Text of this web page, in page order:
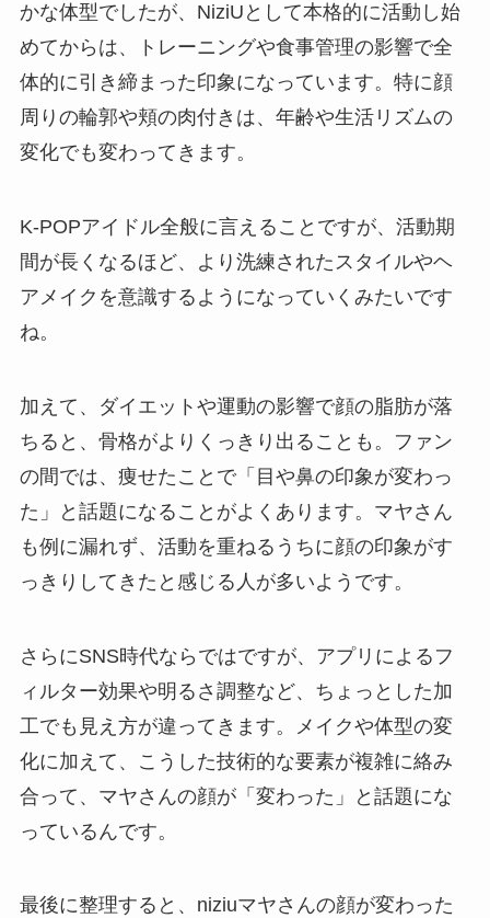
かな体型でしたが、NiziUとして本格的に活動し始
めてからは、トレーニングや食事管理の影響で全
体的に引き締まった印象になっています。特に顔
周りの輪郭や頬の肉付きは、年齢や生活リズムの
変化でも変わってきます。
K-POPアイドル全般に言えることですが、活動期
間が長くなるほど、より洗練されたスタイルやヘ
アメイクを意識するようになっていくみたいです
ね。
加えて、ダイエットや運動の影響で顔の脂肪が落
ちると、骨格がよりくっきり出ることも。ファン
の間では、痩せたことで「目や鼻の印象が変わっ
た」と話題になることがよくあります。マヤさん
も例に漏れず、活動を重ねるうちに顔の印象がす
っきりしてきたと感じる人が多いようです。
さらにSNS時代ならではですが、アプリによるフ
ィルター効果や明るさ調整など、ちょっとした加
工でも見え方が違ってきます。メイクや体型の変
化に加えて、こうした技術的な要素が複雑に絡み
合って、マヤさんの顔が「変わった」と話題にな
っているんです。
最後に整理すると、niziuマヤさんの顔が変わった